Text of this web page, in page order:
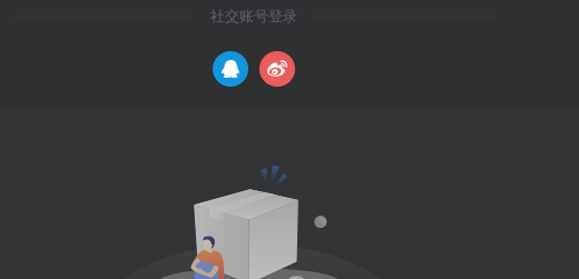
社交账号登录